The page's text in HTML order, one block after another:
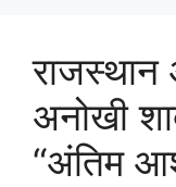
राजस्थान
अनोखी
“अंतिम